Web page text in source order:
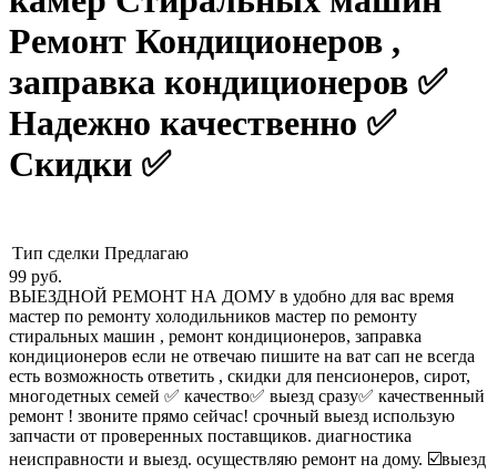
Ремонт Кондиционеров ,
заправка кондиционеров ✅️
Надежно качественно ✅
Скидки ✅
Тип сделки Предлагаю
99 руб.
ВЫЕЗДНОЙ РЕМОНТ НА ДОМУ в удобно для вас время
мастер по ремонту холодильников мастер по ремонту
стиральных машин , ремонт кондиционеров, заправка
кондиционеров если не отвечаю пишите на ват сап не всегда
есть возможность ответить , скидки для пенсионеров, сирот,
многодетных семей ✅ качество✅ выезд сразу✅ качественный
ремонт ! звоните прямо сейчас! срочный выезд использую
запчасти от проверенных поставщиков. диагностика
неисправности и выезд. осуществляю ремонт на дому. ☑️выезд